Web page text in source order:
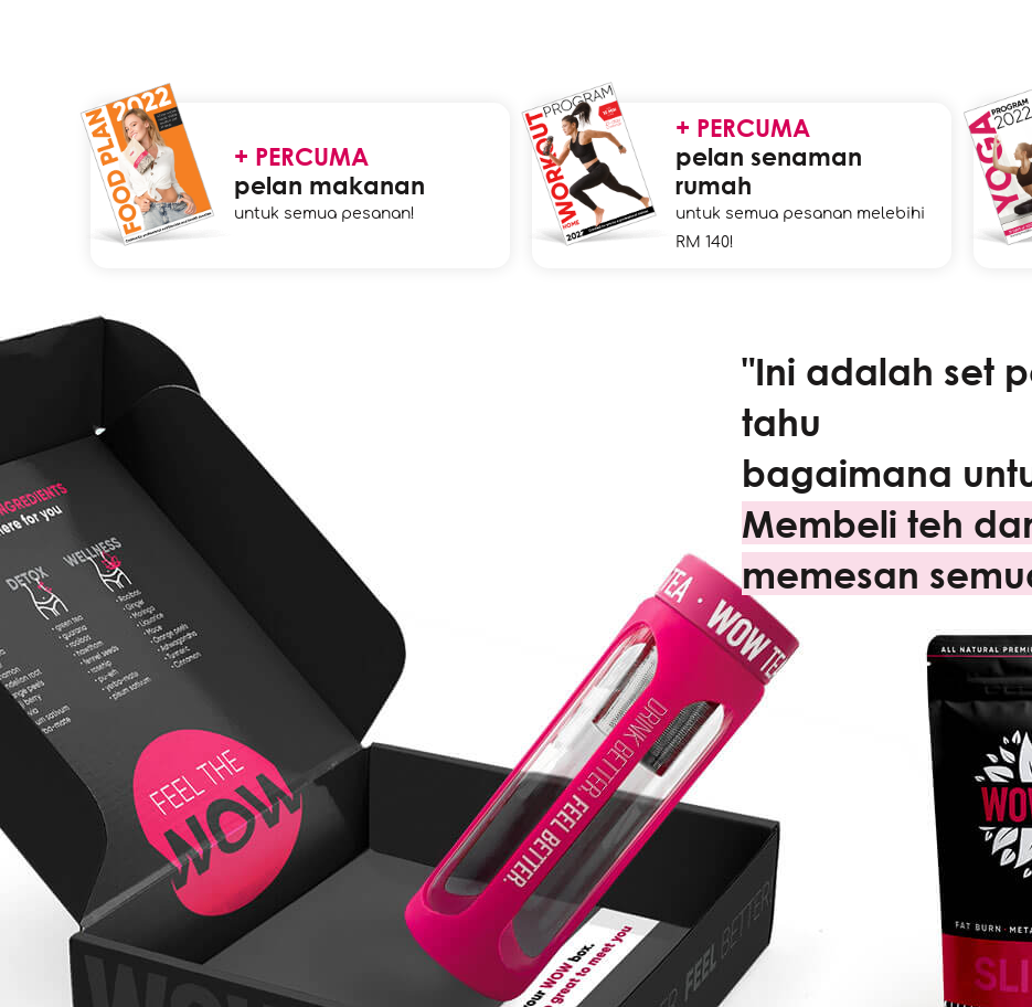
+ PERCUMA
pelan makanan
untuk semua pesanan!
+ PERCUMA
pelan senaman
rumah
untuk semua pesanan melebihi
RM 140!
"Ini adalah set
tahu
bagaimana
Membeli teh
memesan